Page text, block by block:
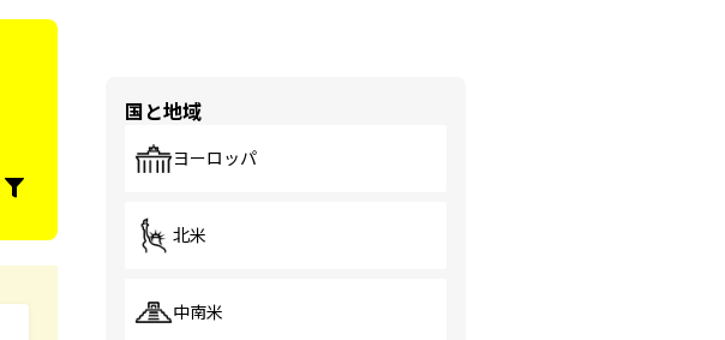
国と地域
ヨーロッパ
北米
中南米